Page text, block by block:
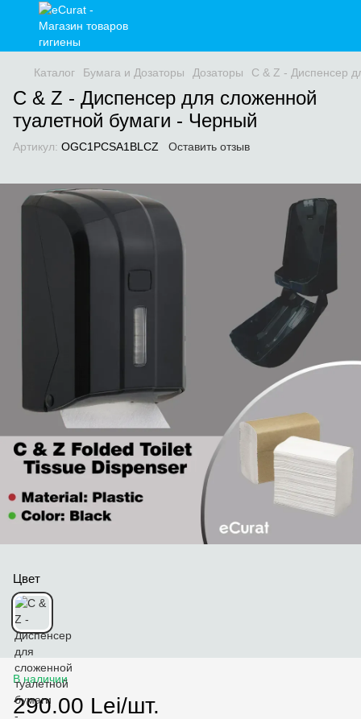
Каталог Бумага и Дозаторы Дозаторы C & Z - Диспенсер
C & Z - Диспенсер для сложенной
туалетной бумаги - Черный
Артикул: OGC1PCSA1BLCZ Оставить отзыв
Цвет
В наличии
290.00 Lei/шт.